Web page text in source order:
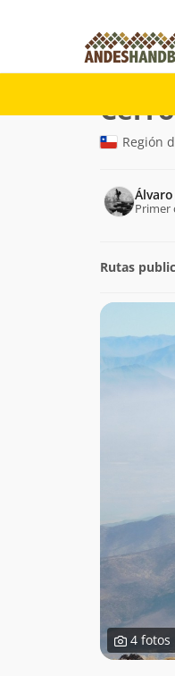
Región
Primer
Rutas
4 fotos